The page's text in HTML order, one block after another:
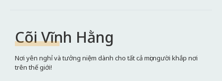
Cõi Vĩnh Hằng
Nơi yên nghỉ và tưởng niệm dành cho tất cả mọi người khắp nơi
trên thế giới!